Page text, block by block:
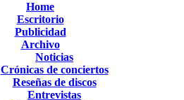
Home
Escritorio
Publicidad
Archivo
Noticias
Crónicas de conciertos
Reseñas de discos
Entrevistas